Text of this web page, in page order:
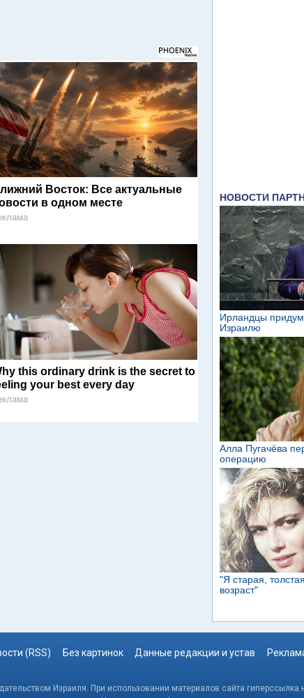
Восток: Все актуальные
в одном месте
this ordinary drink is the secret to
your best every day
(RSS) Без картинок Данные редакции и устав
Израиля. При использовании материалов сайта гиперссылка